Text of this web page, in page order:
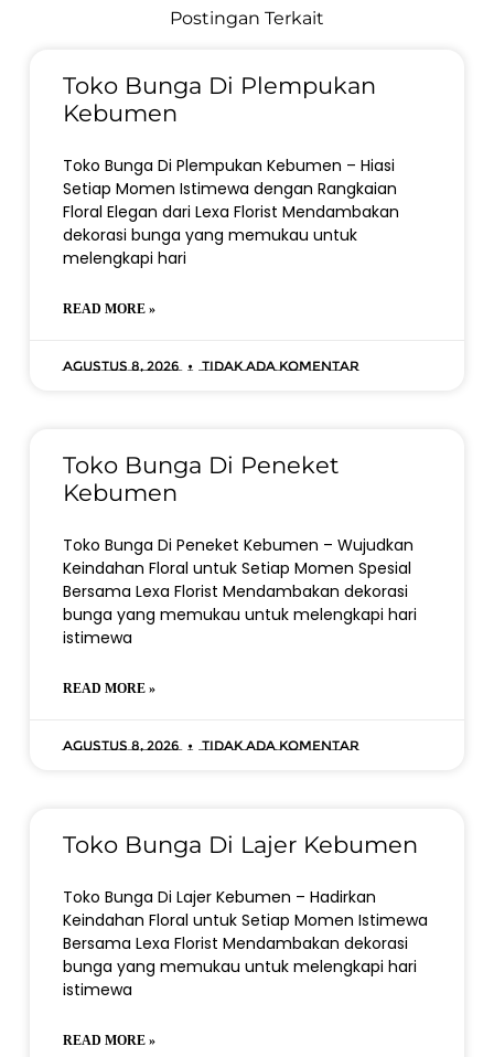
Postingan Terkait
Toko Bunga Di Plempukan
Kebumen
Toko Bunga Di Plempukan Kebumen – Hiasi
Setiap Momen Istimewa dengan Rangkaian
Floral Elegan dari Lexa Florist Mendambakan
dekorasi bunga yang memukau untuk
melengkapi hari
READ MORE »
Agustus 8, 2026 Tidak ada komentar
Toko Bunga Di Peneket
Kebumen
Toko Bunga Di Peneket Kebumen – Wujudkan
Keindahan Floral untuk Setiap Momen Spesial
Bersama Lexa Florist Mendambakan dekorasi
bunga yang memukau untuk melengkapi hari
istimewa
READ MORE »
Agustus 8, 2026 Tidak ada komentar
Toko Bunga Di Lajer Kebumen
Toko Bunga Di Lajer Kebumen – Hadirkan
Keindahan Floral untuk Setiap Momen Istimewa
Bersama Lexa Florist Mendambakan dekorasi
bunga yang memukau untuk melengkapi hari
istimewa
READ MORE »